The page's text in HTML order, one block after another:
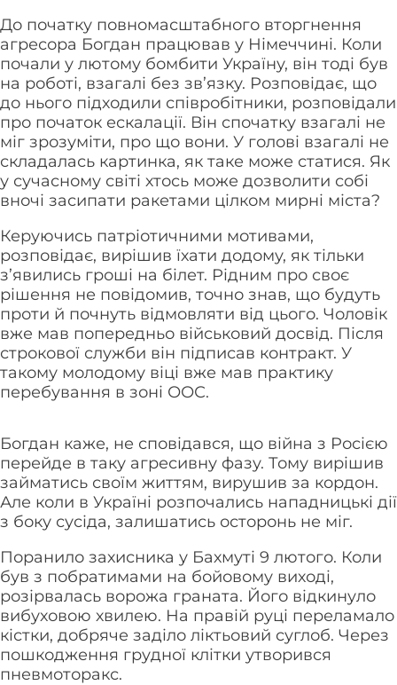
До початку повномасштабного вторгнення
агресора Богдан працював у Німеччині. Коли
почали у лютому бомбити Україну, він тоді був
на роботі, взагалі без зв’язку. Розповідає, що
до нього підходили співробітники, розповідали
про початок ескалації. Він спочатку взагалі не
міг зрозуміти, про що вони. У голові взагалі не
складалась картинка, як таке може статися. Як
у сучасному світі хтось може дозволити собі
вночі засипати ракетами цілком мирні міста?
Керуючись патріотичними мотивами,
розповідає, вирішив їхати додому, як тільки
з’явились гроші на білет. Рідним про своє
рішення не повідомив, точно знав, що будуть
проти й почнуть відмовляти від цього. Чоловік
вже мав попередньо військовий досвід. Після
строкової служби він підписав контракт. У
такому молодому віці вже мав практику
перебування в зоні ООС.
Богдан каже, не сповідався, що війна з Росією
перейде в таку агресивну фазу. Тому вирішив
займатись своїм життям, вирушив за кордон.
Але коли в Україні розпочались нападницькі дії
з боку сусіда, залишатись осторонь не міг.
Поранило захисника у Бахмуті 9 лютого. Коли
був з побратимами на бойовому виході,
розірвалась ворожа граната. Його відкинуло
вибуховою хвилею. На правій руці переламало
кістки, добряче заділо ліктьовий суглоб. Через
пошкодження грудної клітки утворився
пневмоторакс.